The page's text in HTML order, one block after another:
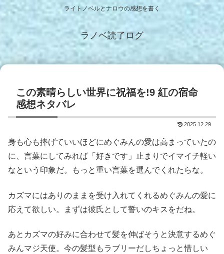
ライトノベルとナロウの感想を書く
ラノベ読了ログ
この素晴らしい世界に祝福を!9 紅の宿命
感想ネタバレ
2025.12.29
身も心も捧げていいほどにめぐみんの愛は高まっていたの
に、言葉にしてみれば「好きです」止まりでイマイチ軽い
なという印象だ。もっと重い言葉を選んでくれたらな。
カズマにはありのままを受け入れてくれるめぐみんの愛に
応えて欲しい。まずは彼氏として誓いのキスをだね。
あとカズマの好みに合わせて髪を伸ばそうと決意するめぐ
みんマジ天使。今の髪型もラブリーだしちょっと惜しい